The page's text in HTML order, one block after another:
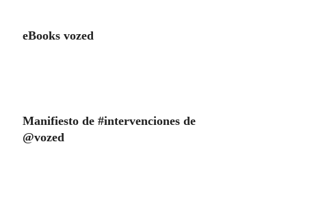
eBooks vozed
Manifiesto de #intervenciones de
@vozed